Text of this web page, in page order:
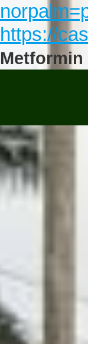
https://
Metformin